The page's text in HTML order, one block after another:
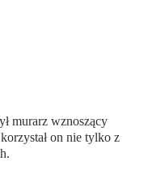
murarz wznoszący
on nie tylko z